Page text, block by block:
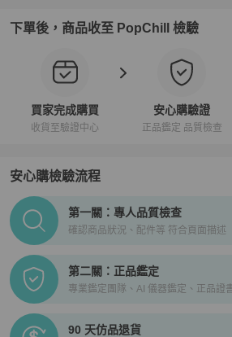
下單後，商品收至 PopChill 檢驗
買家完成購買
收貨至驗證中心
安心購驗證
正品鑑定 品質檢查
安心購檢驗流程
PopChill拍拍圈正品驗證、安心購檢驗
第一關：專人品質檢查
確認商品狀況、配件等 符合頁面描述
第二關：正品鑑定
專業鑑定團隊、AI 儀器鑑定、正品證
90 天仿品退貨